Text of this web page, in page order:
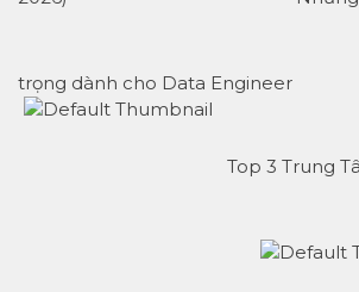
trọng dành cho Data Engineer
Top 3 Trung